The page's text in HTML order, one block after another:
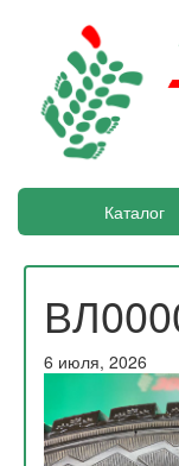
Каталог
6 июля, 2026